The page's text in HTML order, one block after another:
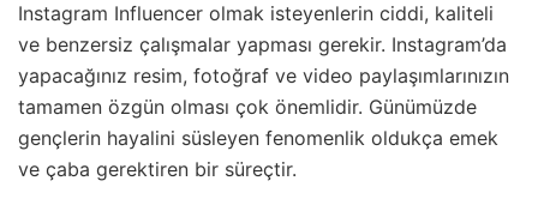
Instagram Influencer olmak isteyenlerin ciddi, kaliteli
ve benzersiz çalışmalar yapması gerekir. Instagram’da
yapacağınız resim, fotoğraf ve video paylaşımlarınızın
tamamen özgün olması çok önemlidir. Günümüzde
gençlerin hayalini süsleyen fenomenlik oldukça emek
ve çaba gerektiren bir süreçtir.